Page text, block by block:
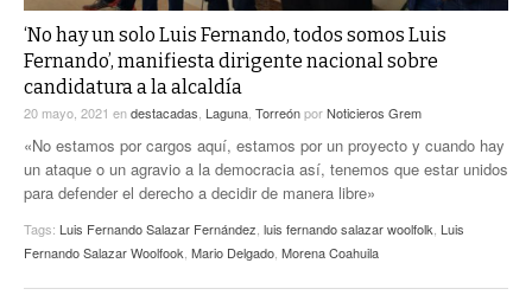
A TODA LEY
ENTRE LAGUNEROS
ACTUALIDADES GREM
PULSO
‘No hay un solo Luis Fernando, todos somos Luis
Fernando’, manifiesta dirigente nacional sobre
candidatura a la alcaldía
20 mayo, 2021 endestacadas Laguna TorreónporNoticieros Grem
«No estamos por cargos aquí, estamos por un proyecto y cuando hay
un ataque o un agravio a la democracia así, tenemos que estar unidos
para defender el derecho a decidir de manera libre»
Tags: Luis Fernando Salazar Fernández luis fernando salazar woolfolk Luis
Fernando Salazar Woolfook Mario Delgado Morena Coahuila